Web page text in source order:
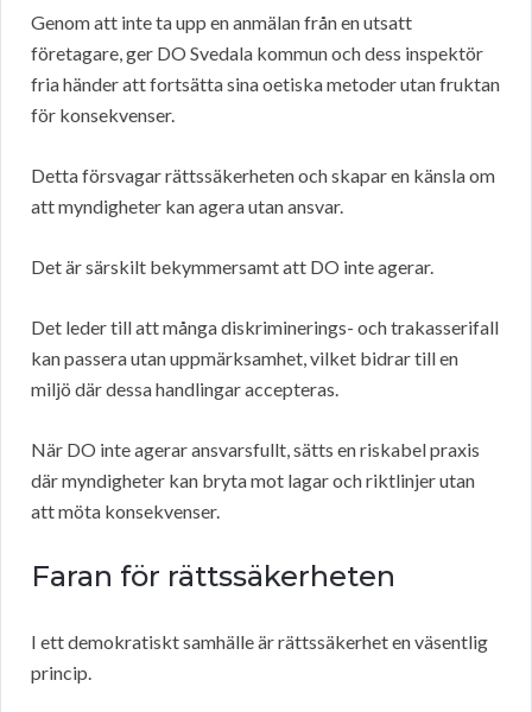
Genom att inte ta upp en anmälan från en utsatt
företagare, ger DO Svedala kommun och dess inspektör
fria händer att fortsätta sina oetiska metoder utan fruktan
för konsekvenser.
Detta försvagar rättssäkerheten och skapar en känsla om
att myndigheter kan agera utan ansvar.
Det är särskilt bekymmersamt att DO inte agerar.
Det leder till att många diskriminerings- och trakasserifall
kan passera utan uppmärksamhet, vilket bidrar till en
miljö där dessa handlingar accepteras.
När DO inte agerar ansvarsfullt, sätts en riskabel praxis
där myndigheter kan bryta mot lagar och riktlinjer utan
att möta konsekvenser.
Faran för rättssäkerheten
I ett demokratiskt samhälle är rättssäkerhet en väsentlig
princip.